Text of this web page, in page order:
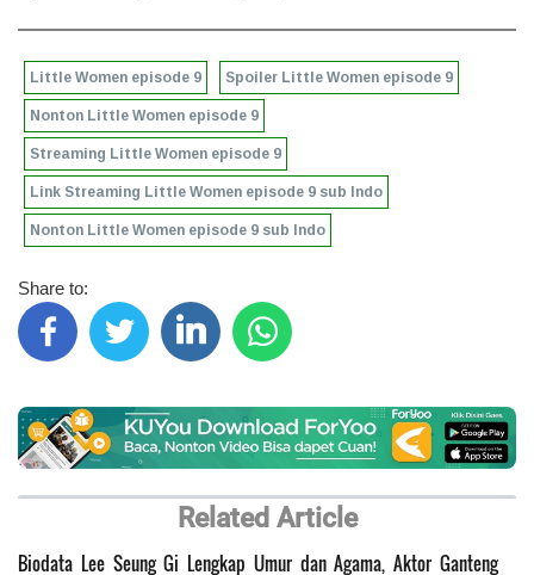
Little Women episode 9 Spoiler Little Women episode 9
Nonton Little Women episode 9
Streaming Little Women episode 9
Link Streaming Little Women episode 9 sub Indo
Nonton Little Women episode 9 sub Indo
Share to:
Related Article
Biodata Lee Seung Gi Lengkap Umur dan Agama, Aktor Ganteng